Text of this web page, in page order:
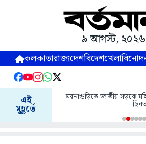
৯ আগস্ট, ২০২৬
কলকাতারাজ্যদেশবিদেশখেলা
এই
মুহূর্তে
ময়নাগুড়িতে জাতীয় সড়কে